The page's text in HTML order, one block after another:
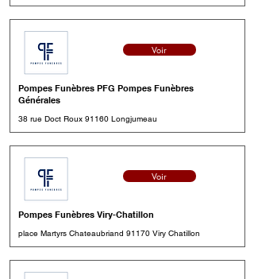
Voir
Pompes Funèbres PFG Pompes Funèbres
Générales
38 rue Doct Roux 91160 Longjumeau
Voir
Pompes Funèbres Viry-Chatillon
place Martyrs Chateaubriand 91170 Viry Chatillon